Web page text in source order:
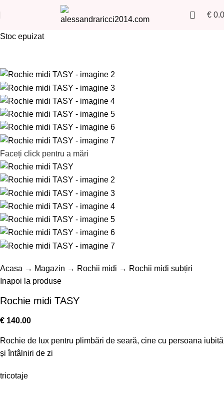
€
Stoc epuizat
Faceți click pentru a mări
Acasa → Magazin → Rochii midi → Rochii midi subțiri
Inapoi la produse
Rochie midi TASY
€ 140.00
Rochie de lux pentru plimbări de seară, cine cu persoana iubită
și întâlniri de zi
tricotaje